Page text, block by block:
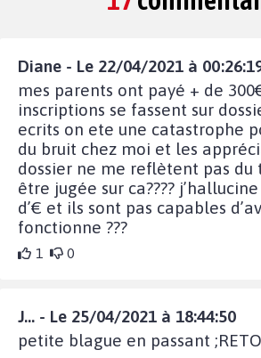
Diane - Le 22/04/2021 à
mes parents ont payé + de
inscriptions se fassent sur
ecrits on ete une catastrophe
du bruit chez moi et les
dossier ne me reflètent pas du
être jugée sur ca????
d’€ et ils sont pas capables
fonctionne ???
1 0
J... - Le 25/04/2021 à 18:44:50
petite blague en passant